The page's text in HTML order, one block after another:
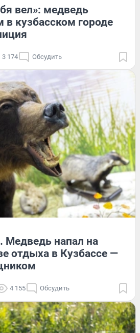
вел»: медведь
кузбасском городе
3 174 Обсудить
Медведь напал на
отдыха в Кузбассе —
4 155 Обсудить